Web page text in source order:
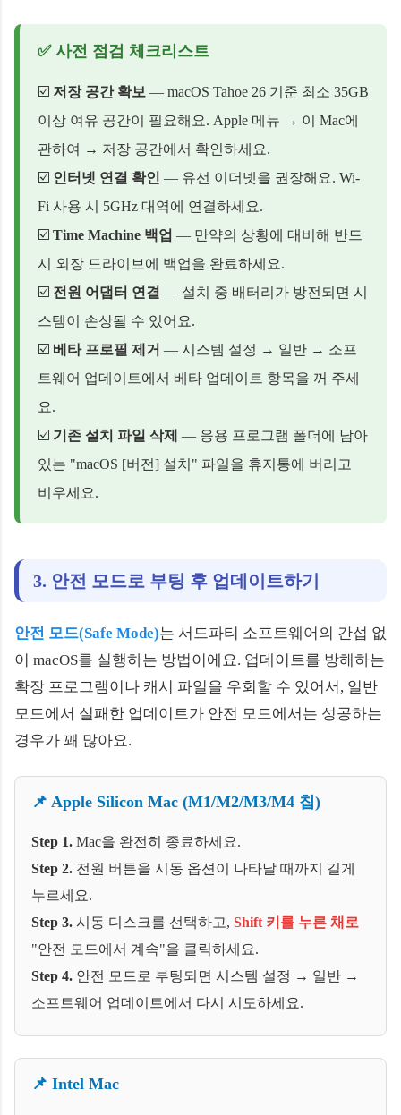
✅ 사전 점검 체크리스트
☑️ 저장 공간 확보 — macOS Tahoe 26 기준 최소 35GB
이상 여유 공간이 필요해요. Apple 메뉴 → 이 Mac에
관하여 → 저장 공간에서 확인하세요.
☑️ 인터넷 연결 확인 — 유선 이더넷을 권장해요. Wi-
Fi 사용 시 5GHz 대역에 연결하세요.
☑️ Time Machine 백업 — 만약의 상황에 대비해 반드
시 외장 드라이브에 백업을 완료하세요.
☑️ 전원 어댑터 연결 — 설치 중 배터리가 방전되면 시
스템이 손상될 수 있어요.
☑️ 베타 프로필 제거 — 시스템 설정 → 일반 → 소프
트웨어 업데이트에서 베타 업데이트 항목을 꺼 주세
요.
☑️ 기존 설치 파일 삭제 — 응용 프로그램 폴더에 남아
있는 "macOS [버전] 설치" 파일을 휴지통에 버리고
비우세요.
3. 안전 모드로 부팅 후 업데이트하기
안전 모드(Safe Mode)는 서드파티 소프트웨어의 간섭 없
이 macOS를 실행하는 방법이에요. 업데이트를 방해하는
확장 프로그램이나 캐시 파일을 우회할 수 있어서, 일반
모드에서 실패한 업데이트가 안전 모드에서는 성공하는
경우가 꽤 많아요.
📌 Apple Silicon Mac (M1/M2/M3/M4 칩)
Step 1. Mac을 완전히 종료하세요.
Step 2. 전원 버튼을 시동 옵션이 나타날 때까지 길게
누르세요.
Step 3. 시동 디스크를 선택하고, Shift 키를 누른 채로
"안전 모드에서 계속"을 클릭하세요.
Step 4. 안전 모드로 부팅되면 시스템 설정 → 일반 →
소프트웨어 업데이트에서 다시 시도하세요.
📌 Intel Mac